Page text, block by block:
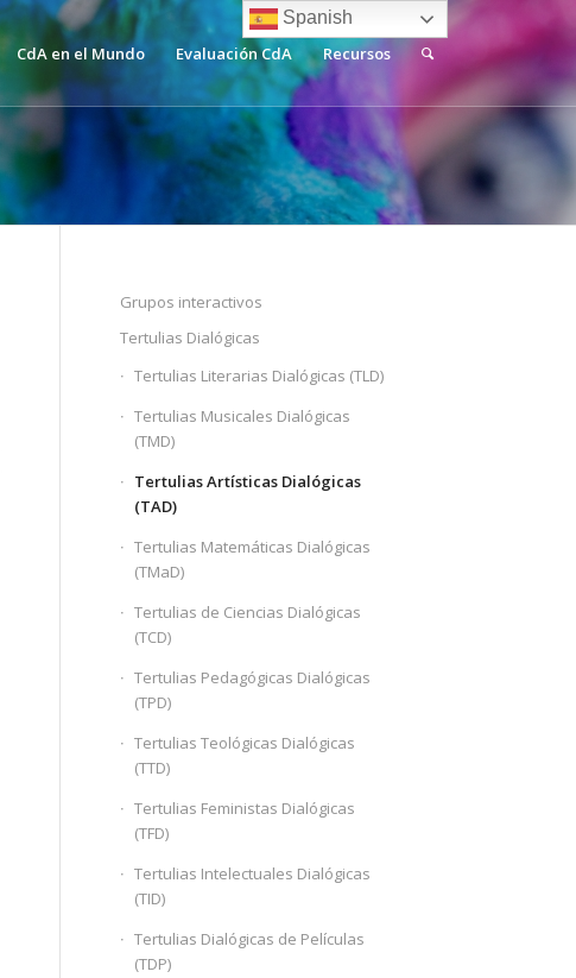
CdA en el Mundo Evaluación CdA Recursos
Grupos interactivos
Tertulias Dialógicas
Tertulias Literarias Dialógicas (TLD)
Tertulias Musicales Dialógicas
(TMD)
Tertulias Artísticas Dialógicas
(TAD)
Tertulias Matemáticas Dialógicas
(TMaD)
Tertulias de Ciencias Dialógicas
(TCD)
Tertulias Pedagógicas Dialógicas
(TPD)
Tertulias Teológicas Dialógicas
(TTD)
Tertulias Feministas Dialógicas
(TFD)
Tertulias Intelectuales Dialógicas
(TID)
Tertulias Dialógicas de Películas
(TDP)
Spanish